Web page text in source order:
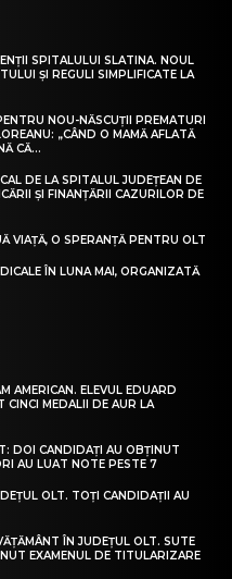
SPITALULUI SLATINA. NOUL
ȘI REGULI SIMPLIFICATE LA
NOU-NĂSCUȚII PREMATURI
„CÂND O MAMĂ AFLATĂ
CĂ...
DE LA SPITALUL JUDEȚEAN DE
ȘI FINANȚĂRII CAZURILOR DE
VIAȚĂ, O SPERANȚĂ PENTRU OLT
ÎN LUNA MAI, ORGANIZATĂ
AMERICAN. ELEVUL EDUARD
CINCI MEDALII DE AUR LA
DOI CANDIDAȚI AU OBȚINUT
AU LUAT NOTE PESTE 7
OLT. TOȚI CANDIDAȚII AU
ÎN JUDEȚUL OLT. SUTE
EXAMENUL DE TITULARIZARE